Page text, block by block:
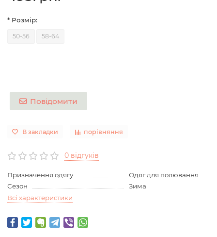
* Розмір:
50-56 58-64
Повідомити
В закладки порівняння
0 відгуків
Призначення одягу
Одяг для полювання
Сезон
Зима
Всі характеристики